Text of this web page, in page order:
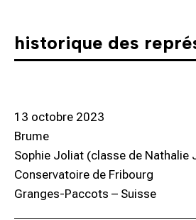
historique des
13 octobre 2023
Brume
Sophie Joliat (classe de Nathalie
Conservatoire de Fribourg
Granges-Paccots – Suisse